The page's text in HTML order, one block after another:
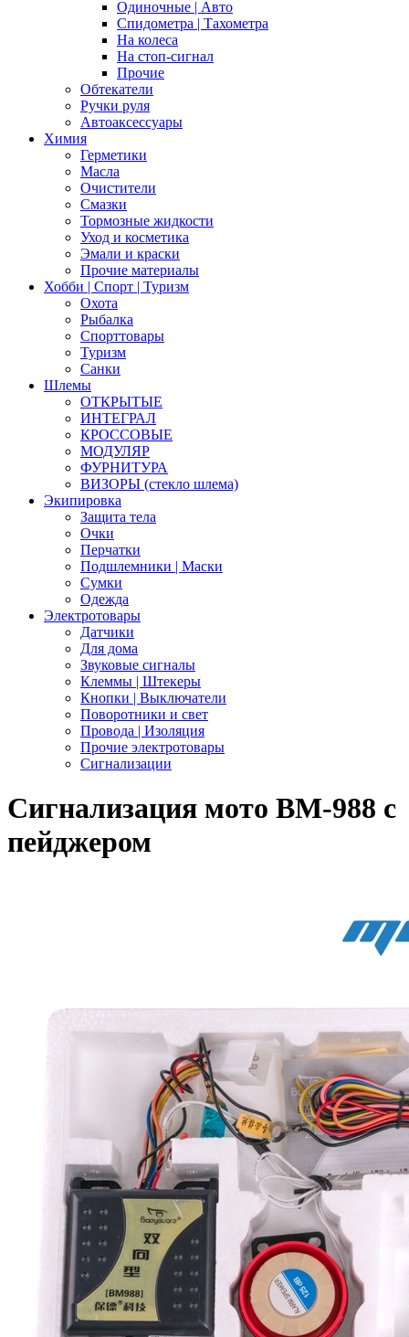
Одиночные | Авто
Спидометра | Тахометра
На колеса
На стоп-сигнал
Прочие
Обтекатели
Ручки руля
Автоаксессуары
Химия
Герметики
Масла
Очистители
Смазки
Тормозные жидкости
Уход и косметика
Эмали и краски
Прочие материалы
Хобби | Cпорт | Туризм
Охота
Рыбалка
Спорттовары
Туризм
Санки
Шлемы
ОТКРЫТЫЕ
ИНТЕГРАЛ
КРОССОВЫЕ
МОДУЛЯР
ФУРНИТУРА
ВИЗОРЫ (стекло шлема)
Экипировка
Защита тела
Очки
Перчатки
Подшлемники | Маски
Сумки
Одежда
Электротовары
Датчики
Для дома
Звуковые сигналы
Клеммы | Штекеры
Кнопки | Выключатели
Поворотники и свет
Провода | Изоляция
Прочие электротовары
Сигнализации
Сигнализация мото BM-988 с
пейджером